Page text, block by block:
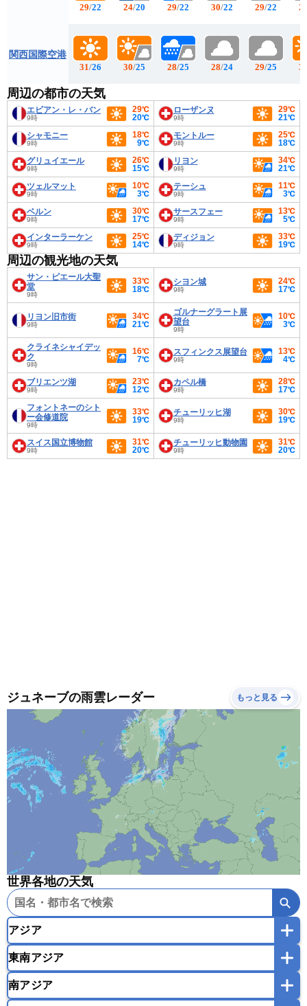
関西国際空港
29/22
31/26
24/20
30/25
29/22
28/25
30/22
28/24
29/22
29/25
周辺の都市の天気
エビアン・レ・バン
9時
29℃
20℃
ローザンヌ
9時
29℃
21℃
シャモニー
9時
18℃
9℃
モントルー
9時
25℃
18℃
グリュイエール
9時
26℃
15℃
リヨン
9時
34℃
21℃
ツェルマット
9時
10℃
3℃
テーシュ
9時
11℃
3℃
ベルン
9時
30℃
17℃
サースフェー
9時
13℃
5℃
インターラーケン
9時
25℃
14℃
ディジョン
9時
33℃
19℃
周辺の観光地の天気
サン・ピエール大聖
堂
9時
33℃
18℃
シヨン城
9時
24℃
17℃
リヨン旧市街
9時
34℃
21℃
ゴルナーグラート展
望台
9時
10℃
3℃
クライネシャイデッ
ク
9時
16℃
7℃
スフィンクス展望台
9時
13℃
4℃
ブリエンツ湖
9時
23℃
12℃
カペル橋
9時
28℃
17℃
フォントネーのシト
ー会修道院
9時
33℃
19℃
チューリッヒ湖
9時
30℃
19℃
スイス国立博物館
9時
31℃
20℃
チューリッヒ動物園
9時
31℃
20℃
ジュネーブの雨雲レーダー もっと見る
世界各地の天気
アジア
韓国
モンゴル
東南アジア
インドネシア
南アジア